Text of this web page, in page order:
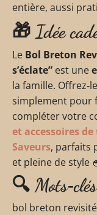
entière, aussi
🎁 Idée
Le Bol Breton
s’éclate” est une
la famille.
simplement pour
compléter votre
et accessoires
Saveurs, parfaits
et pleine de style
🔍
bol breton